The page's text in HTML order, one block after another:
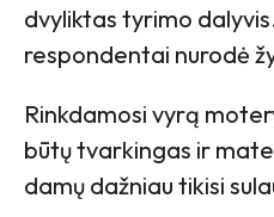
dvyliktas tyrimo
respondentai nurodė
Rinkdamosi vyrą
būtų tvarkingas ir
damų dažniau tikisi